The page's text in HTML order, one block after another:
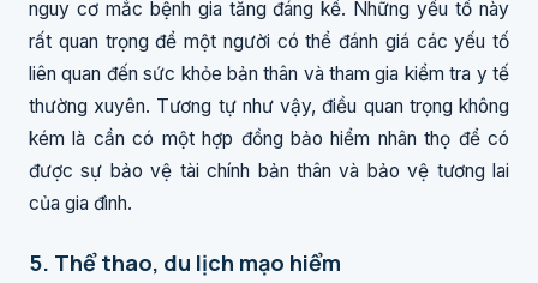
nguy cơ mắc bệnh gia tăng đáng kể. Những yếu tố này
rất quan trọng để một người có thể đánh giá các yếu tố
liên quan đến sức khỏe bản thân và tham gia kiểm tra y tế
thường xuyên. Tương tự như vậy, điều quan trọng không
kém là cần có một hợp đồng bảo hiểm nhân thọ để có
được sự bảo vệ tài chính bản thân và bảo vệ tương lai
của gia đình.
5. Thể thao, du lịch mạo hiểm